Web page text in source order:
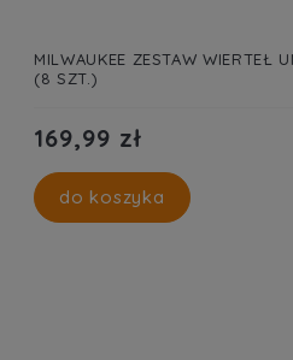
MILWAUKEE ZESTAW WIERTEŁ
(8 SZT.)
169,99 zł
do koszyka